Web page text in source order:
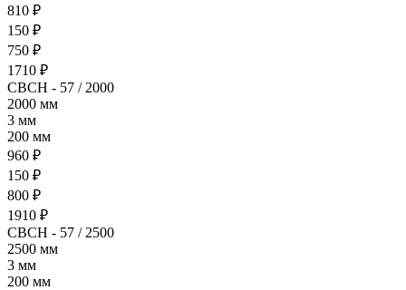
810 ₽
150 ₽
750 ₽
1710 ₽
СВСН - 57 / 2000
2000 мм
3 мм
200 мм
960 ₽
150 ₽
800 ₽
1910 ₽
СВСН - 57 / 2500
2500 мм
3 мм
200 мм